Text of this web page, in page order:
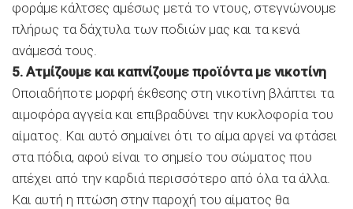
φοράμε κάλτσες αμέσως μετά το ντους, στεγνώνουμε
πλήρως τα δάχτυλα των ποδιών μας και τα κενά
ανάμεσά τους.
5. Ατμίζουμε και καπνίζουμε προϊόντα με νικοτίνη
Οποιαδήποτε μορφή έκθεσης στη νικοτίνη βλάπτει τα
αιμοφόρα αγγεία και επιβραδύνει την κυκλοφορία του
αίματος. Και αυτό σημαίνει ότι το αίμα αργεί να φτάσει
στα πόδια, αφού είναι το σημείο του σώματος που
απέχει από την καρδιά περισσότερο από όλα τα άλλα.
Και αυτή η πτώση στην παροχή του αίματος θα